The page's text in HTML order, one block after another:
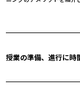
授業の準備、進行に時